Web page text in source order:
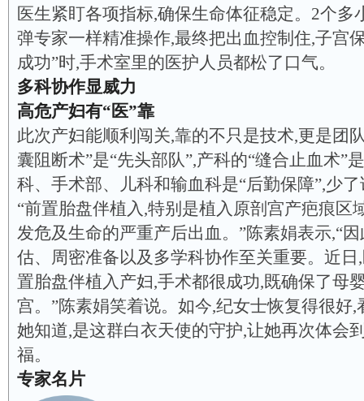
医生紧盯各项指标,确保生命体征稳定。2个多
弹专家一样精准操作,最终把出血控制住,子宫
成功”时,手术室里的医护人员都松了口气。
多科协作显威力
高危产妇有“医”靠
此次产妇能顺利闯关,靠的不只是技术,更是团
囊阻断术”是“先头部队”,产科的“缝合止血术”
科、手术部、儿科和输血科是“后勤保障”,少
“前置胎盘伴植入,特别是植入原剖宫产疤痕区
发危及生命的严重产后出血。”陈素娟表示,“
估、周密准备以及多学科协作至关重要。近
置胎盘伴植入产妇,手术都很成功,既确保了母
宫。”陈素娟笑着说。如今,纪女士恢复得很好,
她知道,是这群白衣天使的守护,让她再次体会
福。
专家名片